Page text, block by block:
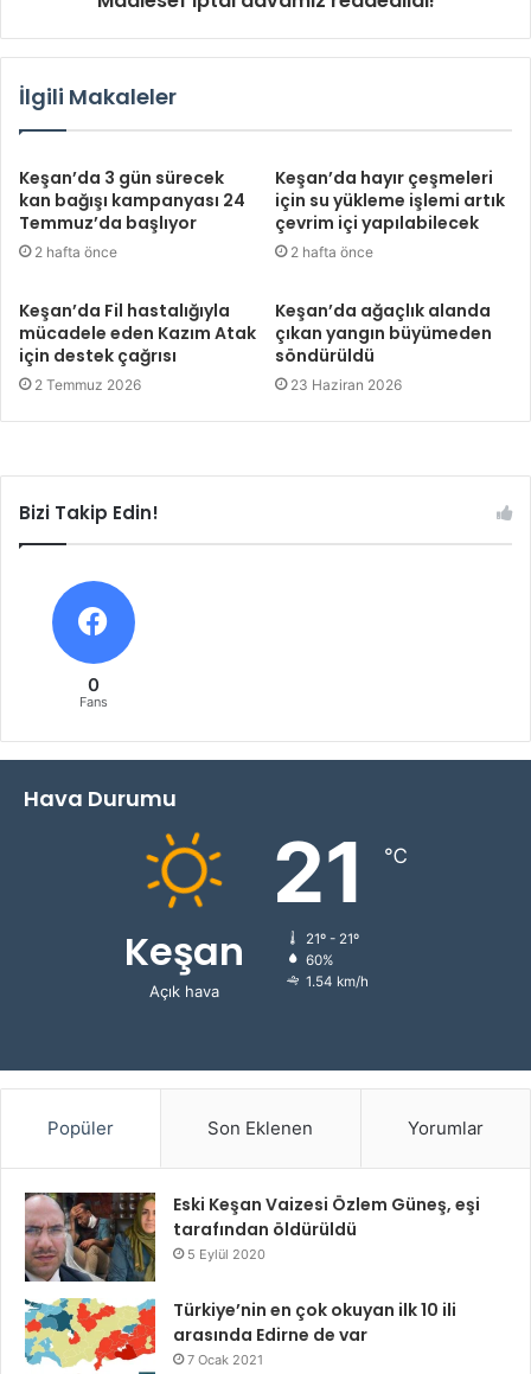
İlgili Makaleler
Keşan’da 3 gün sürecek
kan bağışı kampanyası 24
Temmuz’da başlıyor
2 hafta önce
Keşan’da hayır çeşmeleri
için su yükleme işlemi artık
çevrim içi yapılabilecek
2 hafta önce
Keşan’da Fil hastalığıyla
mücadele eden Kazım Atak
için destek çağrısı
2 Temmuz 2026
Keşan’da ağaçlık alanda
çıkan yangın büyümeden
söndürüldü
23 Haziran 2026
Bizi Takip Edin!
0
Fans
Hava Durumu
Keşan
Açık hava
21 ℃
21º - 21º
60%
1.54 km/h
Popüler Son Eklenen Yorumlar
Eski Keşan Vaizesi Özlem Güneş, eşi
tarafından öldürüldü
5 Eylül 2020
Türkiye’nin en çok okuyan ilk 10 ili
arasında Edirne de var
7 Ocak 2021